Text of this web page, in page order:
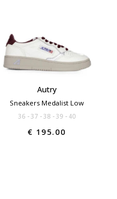
Autry
Sneakers Medalist Low
36 37 38 39 40
€ 195.00